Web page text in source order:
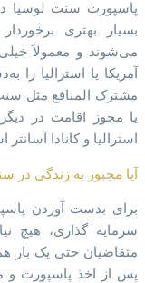
پاسپورت سنت لوسیا
بسیار بهتری
می‌شوند و معمولاً خیلی
آمریکا یا استرالیا
مشترک المنافع مثل
یا مجوز اقامت در
استرالیا و کانادا
آیا مجبور به زندگی در
برای بدست آوردن
سرمایه گذاری، هیچ
متقاضیان حتی یک بار
پس از اخذ پاسپورت و